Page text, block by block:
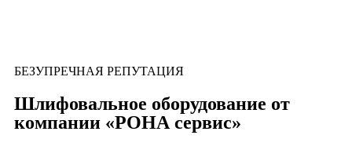
БЕЗУПРЕЧНАЯ РЕПУТАЦИЯ
Шлифовальное оборудование от
компании «РОНА сервис»